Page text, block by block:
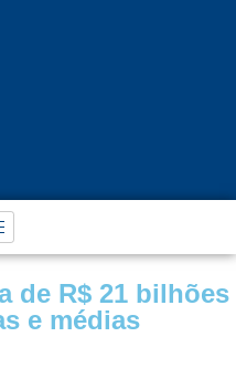
de R$ 21 bilhões
e médias